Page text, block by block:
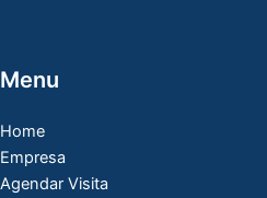
Menu
Home
Empresa
Agendar Visita